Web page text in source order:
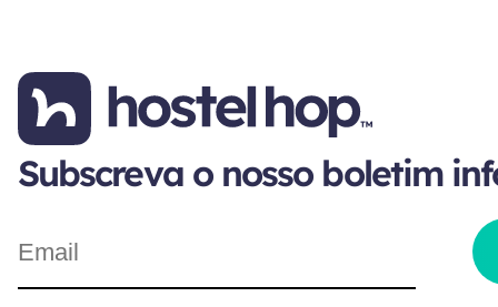
Subscreva o nosso boletim